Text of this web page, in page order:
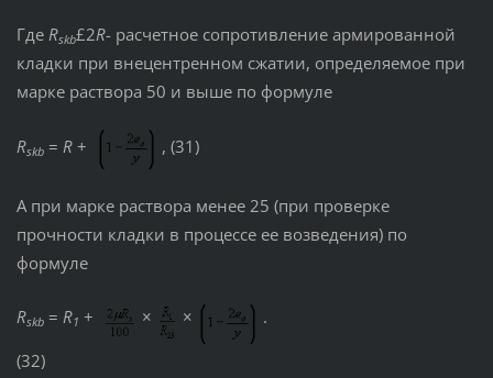
Где Rskb£2R- расчетное сопротивление армированной
кладки при внецентренном сжатии, определяемое при
марке раствора 50 и выше по формуле
Rskb = R+ , (31)
А при марке раствора менее 25 (при проверке
прочности кладки в процессе ее возведения) по
формуле
Rskb = R1 + × ×
.
(32)